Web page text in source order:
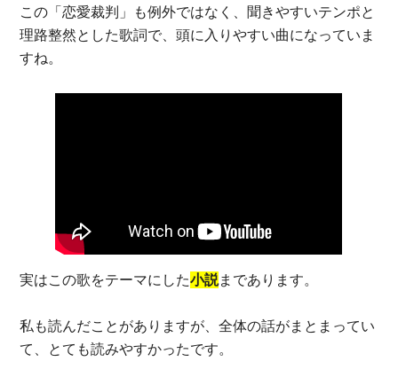
この「恋愛裁判」も例外ではなく、聞きやすいテンポと
理路整然とした歌詞で、頭に入りやすい曲になっていま
すね。
実はこの歌をテーマにした小説まであります。
私も読んだことがありますが、全体の話がまとまってい
て、とても読みやすかったです。